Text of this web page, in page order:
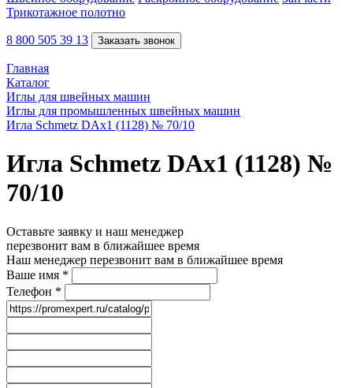
Трикотажное полотно
8 800 505 39 13 Заказать звонок
Главная
Каталог
Иглы для швейных машин
Иглы для промышленных швейных машин
Игла Schmetz DAx1 (1128) № 70/10
Игла Schmetz DAx1 (1128) №
70/10
Оставьте заявку и наш менеджер
перезвонит вам в ближайшее время
Наш менеджер перезвонит вам в ближайшее время
Ваше имя *
Телефон *